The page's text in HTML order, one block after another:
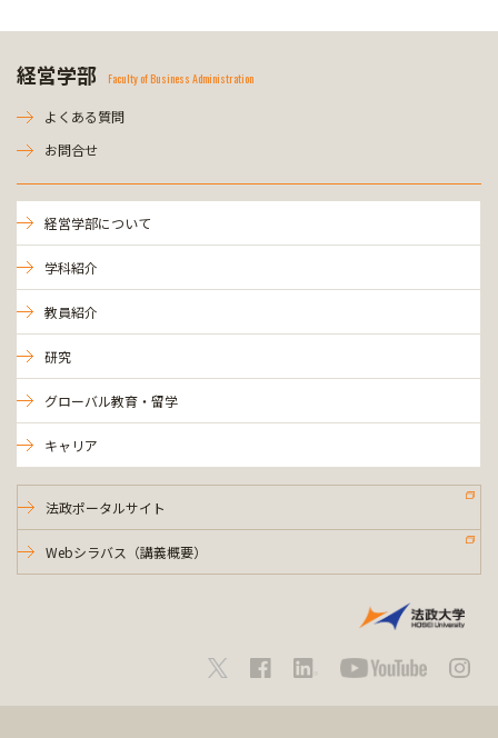
経営学部 Faculty of Business Administration
よくある質問
お問合せ
経営学部について
学科紹介
教員紹介
研究
グローバル教育・留学
キャリア
法政ポータルサイト
Webシラバス（講義概要）